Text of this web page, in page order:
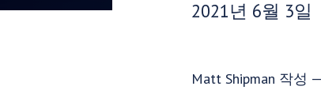
게시 날짜:
2021년 6월 3일
Matt Shipman 작성